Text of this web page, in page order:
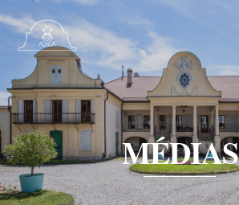
MÉDIAS